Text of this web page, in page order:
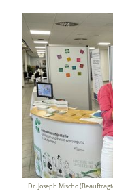
Dr. Joseph Mischo